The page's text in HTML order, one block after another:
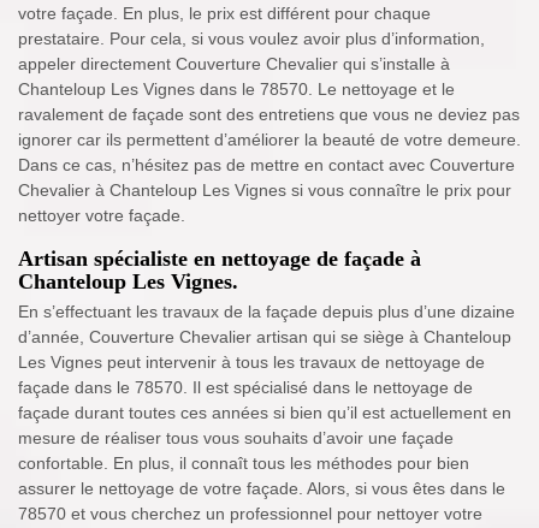
votre façade. En plus, le prix est différent pour chaque
prestataire. Pour cela, si vous voulez avoir plus d’information,
appeler directement Couverture Chevalier qui s’installe à
Chanteloup Les Vignes dans le 78570. Le nettoyage et le
ravalement de façade sont des entretiens que vous ne deviez pas
ignorer car ils permettent d’améliorer la beauté de votre demeure.
Dans ce cas, n’hésitez pas de mettre en contact avec Couverture
Chevalier à Chanteloup Les Vignes si vous connaître le prix pour
nettoyer votre façade.
Artisan spécialiste en nettoyage de façade à
Chanteloup Les Vignes.
En s’effectuant les travaux de la façade depuis plus d’une dizaine
d’année, Couverture Chevalier artisan qui se siège à Chanteloup
Les Vignes peut intervenir à tous les travaux de nettoyage de
façade dans le 78570. Il est spécialisé dans le nettoyage de
façade durant toutes ces années si bien qu’il est actuellement en
mesure de réaliser tous vous souhaits d’avoir une façade
confortable. En plus, il connaît tous les méthodes pour bien
assurer le nettoyage de votre façade. Alors, si vous êtes dans le
78570 et vous cherchez un professionnel pour nettoyer votre